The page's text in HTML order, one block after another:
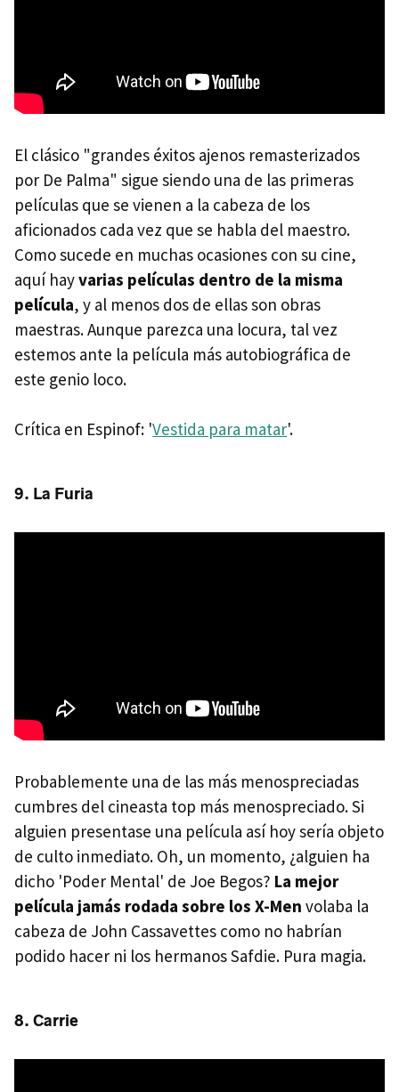
El clásico "grandes éxitos ajenos remasterizados
por De Palma" sigue siendo una de las primeras
películas que se vienen a la cabeza de los
aficionados cada vez que se habla del maestro.
Como sucede en muchas ocasiones con su cine,
aquí hayvarias películas dentro de la misma
película, y al menos dos de ellas son obras
maestras. Aunque parezca una locura, tal vez
estemos ante la película más autobiográfica de
este genio loco.
Crítica en Espinof: 'Vestida para matar'.
9. La Furia
Probablemente una de las más menospreciadas
cumbres del cineasta top más menospreciado. Si
alguien presentase una película así hoy sería objeto
de culto inmediato. Oh, un momento, ¿alguien ha
dicho 'Poder Mental' de Joe Begos? La mejor
película jamás rodada sobre los X-Men volaba la
cabeza de John Cassavettes como no habrían
podido hacer ni los hermanos Safdie. Pura magia.
8. Carrie